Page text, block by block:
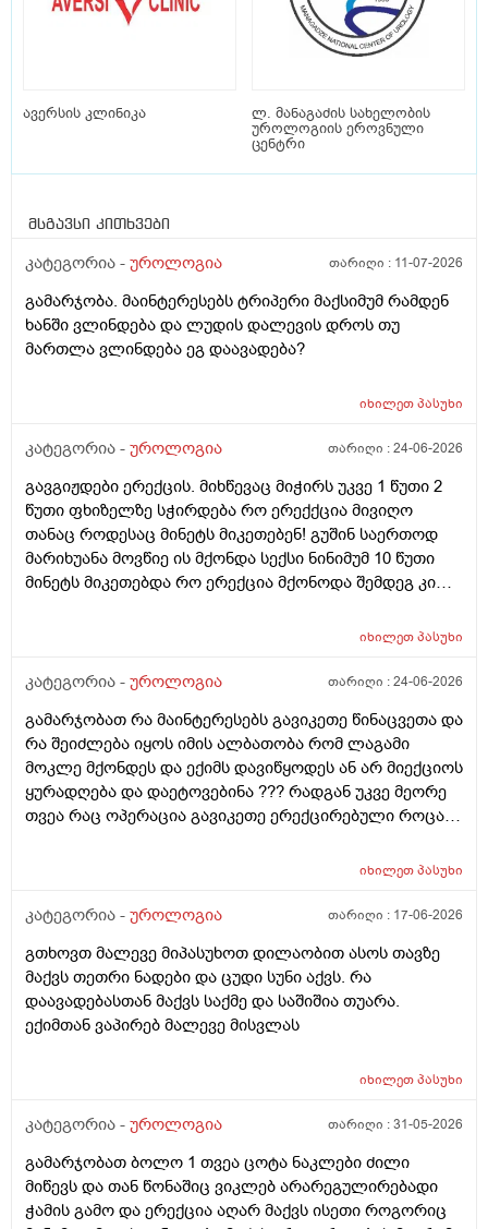
ავერსის კლინიკა
ლ. მანაგაძის სახელობის
უროლოგიის ეროვნული
ცენტრი
მსგავსი კითხვები
კატეგორია - უროლოგია თარიღი : 11-07-2026
გამარჯობა. მაინტერესებს ტრიპერი მაქსიმუმ რამდენ
ხანში ვლინდება და ლუდის დალევის დროს თუ
მართლა ვლინდება ეგ დაავადება?
იხილეთპასუხი
კატეგორია - უროლოგია თარიღი :24-06-2026
გავგიჟდები ერექცის. მიხწევაც მიჭირს უკვე 1 წუთი 2
წუთი ფხიზელზე სჭირდება რო ერექქცია მივიღო
თანაც როდესაც მინეტს მიკეთებენ! გუშინ საერთოდ
მარიხუანა მოვწიე ის მქონდა სექსი ნინიმუმ 10 წუთი
მინეტს მიკეთებდა რო ერექცია მქონოდა შემდეგ კი
ერექცია მაგრამ გავგიჟდი დავისტრესე რავქნა
იხილეთპასუხი
კატეგორია - უროლოგია თარიღი :24-06-2026
გამარჯობათ რა მაინტერესებს გავიკეთე წინაცვეთა და
რა შეიძლება იყოს იმის ალბათობა რომ ლაგამი
მოკლე მქონდეს და ექიმს დავიწყოდეს ან არ მიექციოს
ყურადღება და დაეტოვებინა ??? რადგან უკვე მეორე
თვეა რაც ოპერაცია გავიკეთე ერექცირებული როცა
ასევე არაერექციულ დროსაც სადღაც ეგრე 1
ერექცირებულის დროს უბრალოდ მერე გარშემოც
იქაჩება ხოლმე და ცოტა დაჭიმვასაც ვგრძნობსავით
ლაგამის არეში
იხილეთპასუხი
კატეგორია - უროლოგია თარიღი : 17-06-2026
გთხოვთ მალევე მიპასუხოთ დილაობით ასოს თავზე
მაქვს თეთრი ნადები და ცუდი სუნი აქვს. რა
დაავადებასთან მაქვს საქმე და საშიშია თუარა.
ექიმთან ვაპირებ მალევე მისვლას
იხილეთპასუხი
კატეგორია - უროლოგია თარიღი :31-05-2026
გამარჯობათ ბოლო 1 თვეა ცოტა ნაკლები ძილი
მიწევს და თან წონაშიც ვიკლებ არარეგულირებადი
ჭამის გამო და ერექცია აღარ მაქვს ისეთი როგორიც